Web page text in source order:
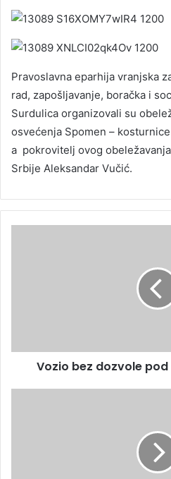
Pravoslavna eparhija vranjska
rad, zapošljavanje, boračka i
Surdulica organizovali su
osvećenja Spomen –
a pokrovitelj ovog
Srbije Aleksandar Vučić.
Vozio bez dozvole